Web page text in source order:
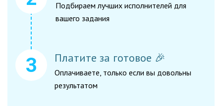
Подбираем лучших исполнителей для
вашего задания
Платите за готовое 🎉
Оплачиваете, только если вы довольны
результатом